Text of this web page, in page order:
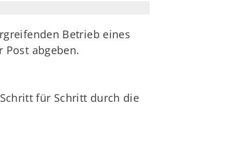
Betrieb eines
Post abgeben.
für Schritt durch die